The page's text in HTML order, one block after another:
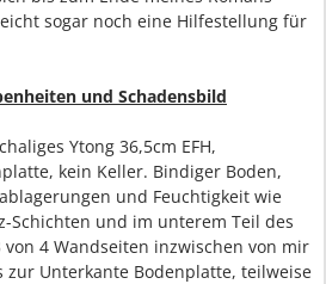
sogar noch eine Hilfestellung für
und Schadensbild
Ytong 36,5cm EFH,
kein Keller. Bindiger Boden,
und Feuchtigkeit wie
Schichten und im unterem Teil des
4 Wandseiten inzwischen von mir
Unterkante Bodenplatte, teilweise